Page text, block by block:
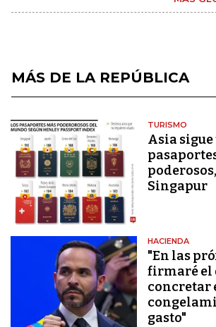
MÁS DE LA REPÚBLICA
TURISMO
Asia
Singapur
HACIENDA
"En las
firmaré el
concretar
gasto"